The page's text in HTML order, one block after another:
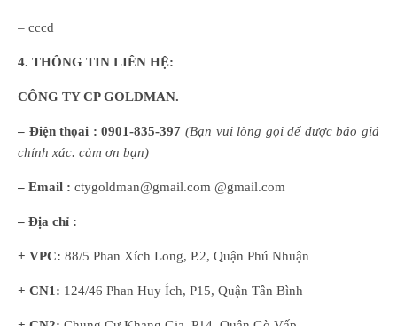
– cccd
4. THÔNG TIN LIÊN HỆ:
CÔNG TY CP GOLDMAN.
– Điện thọai : 0901-835-397 (Bạn vui lòng gọi để được báo giá
chính xác. cảm ơn bạn)
– Email : ctygoldman@gmail.com @gmail.com
– Địa chỉ :
+ VPC: 88/5 Phan Xích Long, P.2, Quận Phú Nhuận
+ CN1: 124/46 Phan Huy Ích, P15, Quận Tân Bình